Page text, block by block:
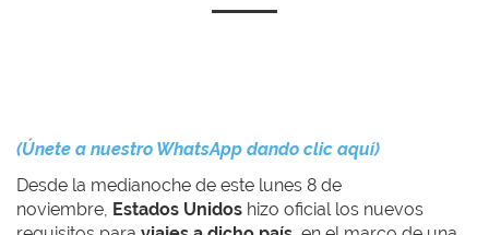
(Únete a nuestro WhatsApp dando clic aquí)
Desde la medianoche de este lunes 8 de
noviembre, Estados Unidos hizo oficial los nuevos